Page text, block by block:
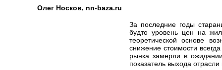
Олег Носков, nn-baza.ru
За последние годы
будто уровень цен на
теоретической основе
снижение стоимости
рынка замерли в
показатель выхода отрасли